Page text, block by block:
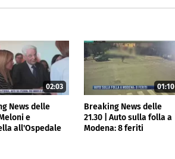
02:03
News delle
e
all'Ospedale
01:10
Breaking News delle
21.30 | Auto sulla folla a
Modena: 8 feriti